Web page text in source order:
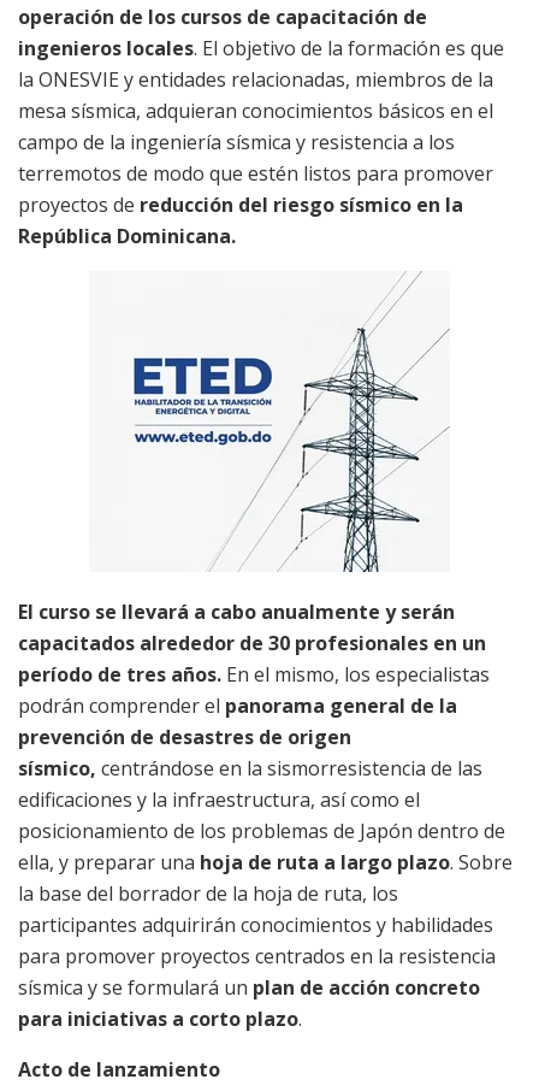
operación de los cursos de capacitación de
ingenieros locales. El objetivo de la formación es que
la ONESVIE y entidades relacionadas, miembros de la
mesa sísmica, adquieran conocimientos básicos en el
campo de la ingeniería sísmica y resistencia a los
terremotos de modo que estén listos para promover
proyectos de reducción del riesgo sísmico en la
República Dominicana.
El curso se llevará a cabo anualmente y serán
capacitados alrededor de 30 profesionales en un
período de tres años. En el mismo, los especialistas
podrán comprender el panorama general de la
prevención de desastres de origen
sísmico, centrándose en la sismorresistencia de las
edificaciones y la infraestructura, así como el
posicionamiento de los problemas de Japón dentro de
ella, y preparar una hoja de ruta a largo plazo. Sobre
la base del borrador de la hoja de ruta, los
participantes adquirirán conocimientos y habilidades
para promover proyectos centrados en la resistencia
sísmica y se formulará un plan de acción concreto
para iniciativas a corto plazo.
Acto de lanzamiento